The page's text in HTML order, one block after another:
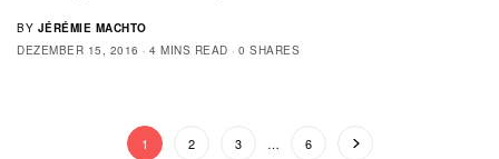
BY JÉRÉMIE MACHTO
DEZEMBER 15, 2016
4 MINS READ 0 SHARES
1 2 3 … 6